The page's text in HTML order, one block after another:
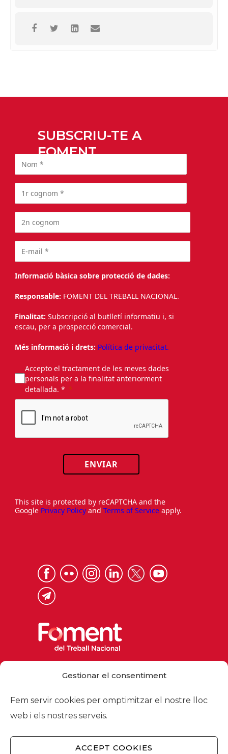
Gestionar el consentiment
Fem servir cookies per omptimitzar el nostre lloc
web i els nostres serveis.
ACCEPT COOKIES
SUBSCRIU-TE A
FOMENT
Informació bàsica sobre protecció de dades:
Responsable: FOMENT DEL TREBALL NACIONAL.
Finalitat: Subscripció al butlletí informatiu i, si
escau, per a prospecció comercial.
Més informació i drets: Política de privacitat.
Accepto el tractament de les meves dades
personals per a la finalitat anteriorment
detallada. *
ENVIAR
This site is protected by reCAPTCHA and the
Google Privacy Policy and Terms of Service apply.
foment@foment.com
© 2026 - Foment del Treball Nacional